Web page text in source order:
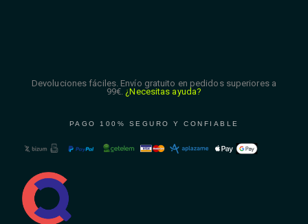
Devoluciones fáciles. Envío gratuito en pedidos superiores a
99€. ¿Necesitas ayuda?
PAGO 100% SEGURO Y CONFIABLE